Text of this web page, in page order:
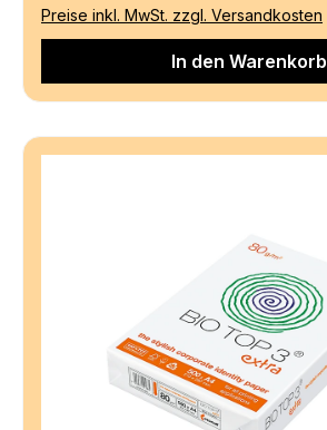
Preise inkl. MwSt. zzgl. Versandkosten
In den Warenkorb